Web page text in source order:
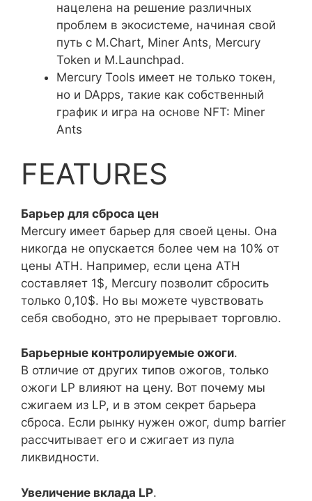
нацелена на решение различных
проблем в экосистеме, начиная свой
путь с M.Chart, Miner Ants, Mercury
Token и M.Launchpad.
Mercury Tools имеет не только токен,
но и DApps, такие как собственный
график и игра на основе NFT: Miner
Ants
FEATURES
Барьер для сброса цен
Mercury имеет барьер для своей цены. Она
никогда не опускается более чем на 10% от
цены ATH. Например, если цена ATH
составляет 1$, Mercury позволит сбросить
только 0,10$. Но вы можете чувствовать
себя свободно, это не прерывает торговлю.
Барьерные контролируемые ожоги.
В отличие от других типов ожогов, только
ожоги LP влияют на цену. Вот почему мы
сжигаем из LP, и в этом секрет барьера
сброса. Если рынку нужен ожог, dump barrier
рассчитывает его и сжигает из пула
ликвидности.
Увеличение вклада LP.